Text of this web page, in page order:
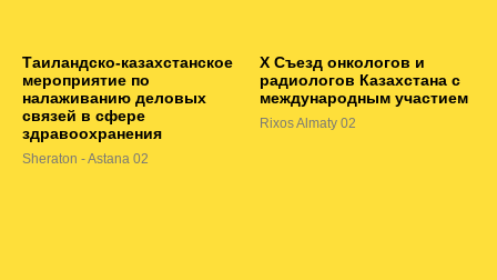
Таиландско-казахстанское
мероприятие по
налаживанию деловых
связей в сфере
здравоохранения
Sheraton - Astana 02
Х Съезд онкологов и
радиологов Казахстана с
международным участием
Rixos Almaty 02